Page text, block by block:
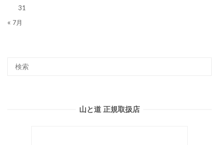
31
« 7月
山と道 正規取扱店